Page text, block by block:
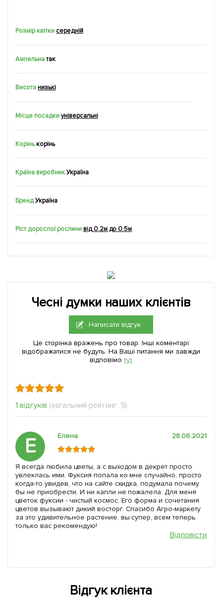
Розмір квітки середній
Ампельнатак
Висотанизькі
Місце посадки універсальні
Корінькорiнь
Країна виробник Україна
БрендУкраїна
Ріст дорослої рослини від 0.2м до 0.5м
Чесні думки наших клієнтів
Написати відгук
Це сторінка вражень про товар. Інші коментарі
відображатися не будуть. На Ваші питання ми завжди
відповімо тут
1 відгуків (загальний рейтинг: 5)
Е Елена 28.06.2021
Я всегда любила цветы, а с выходом в декрет просто
увлеклась ими. Фуксия попала ко мне случайно, просто
когда-то увидев, что на сайте скидка, подумала почему
бы не приобрести. И ни капли не пожалела. Для меня
цветок фуксии - чистый космос. Его форма и сочетания
цветов вызывают дикий восторг. Спасибо Агро-маркету
за это удивительное растение, вы супер, всем теперь
только вас рекомендую!
Відповісти
Відгук клієнта